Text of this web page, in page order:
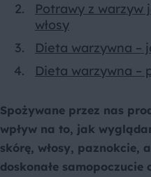
Potrawy z warzyw
włosy
Dieta warzywna –
Dieta warzywna –
Spożywane przez nas
wpływ na to, jak
skórę, włosy, paznokcie,
doskonałe samopoczucie